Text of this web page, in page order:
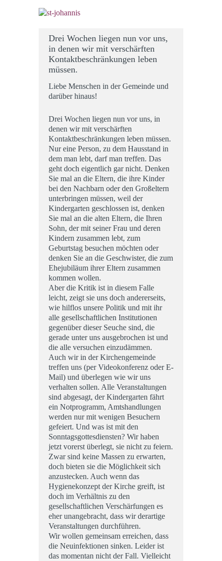
Drei Wochen liegen nun vor uns,
in denen wir mit verschärften
Kontaktbeschränkungen leben
müssen.
Liebe Menschen in der Gemeinde und
darüber hinaus!
Drei Wochen liegen nun vor uns, in
denen wir mit verschärften
Kontaktbeschränkungen leben müssen.
Nur eine Person, zu dem Hausstand in
dem man lebt, darf man treffen. Das
geht doch eigentlich gar nicht. Denken
Sie mal an die Eltern, die ihre Kinder
bei den Nachbarn oder den Großeltern
unterbringen müssen, weil der
Kindergarten geschlossen ist, denken
Sie mal an die alten Eltern, die Ihren
Sohn, der mit seiner Frau und deren
Kindern zusammen lebt, zum
Geburtstag besuchen möchten oder
denken Sie an die Geschwister, die zum
Ehejubiläum ihrer Eltern zusammen
kommen wollen.
Aber die Kritik ist in diesem Falle
leicht, zeigt sie uns doch andererseits,
wie hilflos unsere Politik und mit ihr
alle gesellschaftlichen Institutionen
gegenüber dieser Seuche sind, die
gerade unter uns ausgebrochen ist und
die alle versuchen einzudämmen.
Auch wir in der Kirchengemeinde
treffen uns (per Videokonferenz oder E-
Mail) und überlegen wie wir uns
verhalten sollen. Alle Veranstaltungen
sind abgesagt, der Kindergarten fährt
ein Notprogramm, Amtshandlungen
werden nur mit wenigen Besuchern
gefeiert. Und was ist mit den
Sonntagsgottesdiensten? Wir haben
jetzt vorerst überlegt, sie nicht zu feiern.
Zwar sind keine Massen zu erwarten,
doch bieten sie die Möglichkeit sich
anzustecken. Auch wenn das
Hygienekonzept der Kirche greift, ist
doch im Verhältnis zu den
gesellschaftlichen Verschärfungen es
eher unangebracht, dass wir derartige
Veranstaltungen durchführen.
Wir wollen gemeinsam erreichen, dass
die Neuinfektionen sinken. Leider ist
das momentan nicht der Fall. Vielleicht